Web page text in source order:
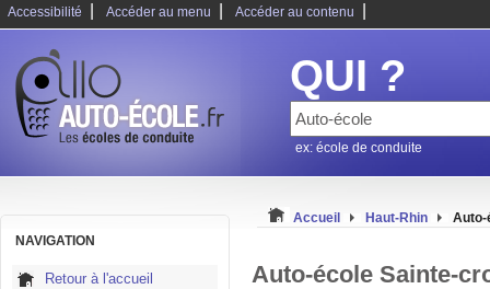
Accessibilité Accéder au menu Accéder au contenu
QUI ?
ex: école de conduite
NAVIGATION
Retour à l'accueil
Accueil Haut-Rhin Auto-
Auto-école Sainte-